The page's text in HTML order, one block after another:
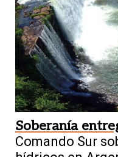
Soberanía
Comando Sur